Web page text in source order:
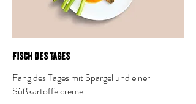
Fisch des Tages
Fang des Tages mit Spargel und einer
Süßkartoffelcreme